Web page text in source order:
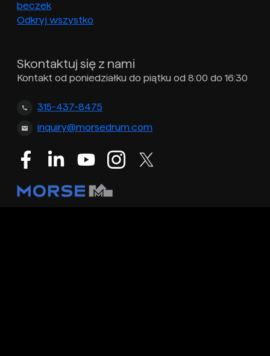
beczek
Odkryj wszystko
Skontaktuj się z nami
Kontakt od poniedziałku do piątku od 8:00 do 16:30
315-437-8475
inquiry@morsedrum.com